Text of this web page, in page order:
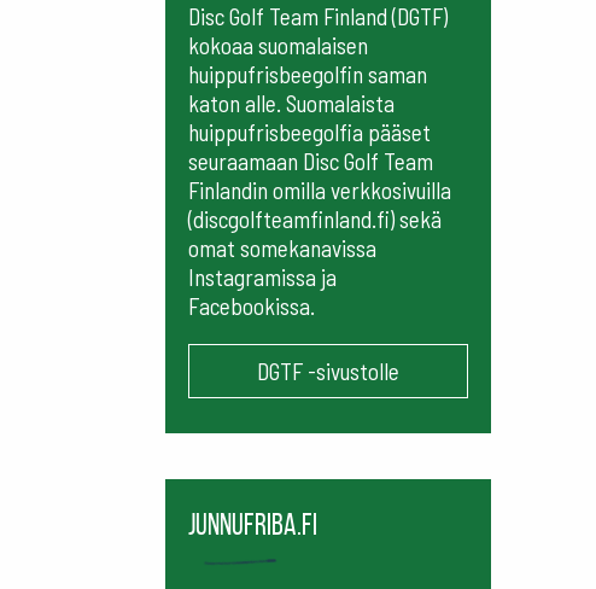
Disc Golf Team Finland (DGTF)
kokoaa suomalaisen
huippufrisbeegolfin saman
katon alle. Suomalaista
huippufrisbeegolfia pääset
seuraamaan Disc Golf Team
Finlandin omilla verkkosivuilla
(discgolfteamfinland.fi) sekä
omat somekanavissa
Instagramissa ja
Facebookissa.
DGTF -sivustolle
Junnufriba.fi